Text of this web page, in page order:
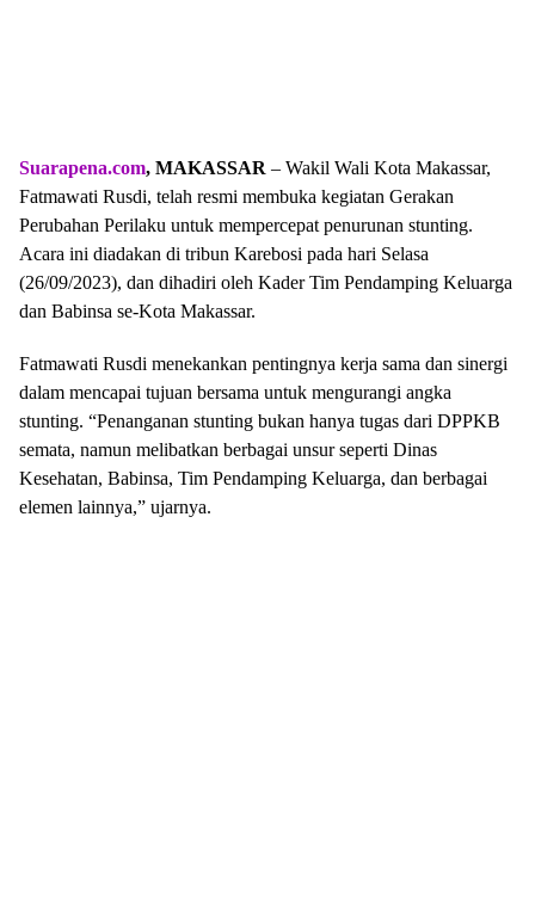
Suarapena.com, MAKASSAR – Wakil Wali Kota Makassar,
Fatmawati Rusdi, telah resmi membuka kegiatan Gerakan
Perubahan Perilaku untuk mempercepat penurunan stunting.
Acara ini diadakan di tribun Karebosi pada hari Selasa
(26/09/2023), dan dihadiri oleh Kader Tim Pendamping Keluarga
dan Babinsa se-Kota Makassar.
Fatmawati Rusdi menekankan pentingnya kerja sama dan sinergi
dalam mencapai tujuan bersama untuk mengurangi angka
stunting. “Penanganan stunting bukan hanya tugas dari DPPKB
semata, namun melibatkan berbagai unsur seperti Dinas
Kesehatan, Babinsa, Tim Pendamping Keluarga, dan berbagai
elemen lainnya,” ujarnya.